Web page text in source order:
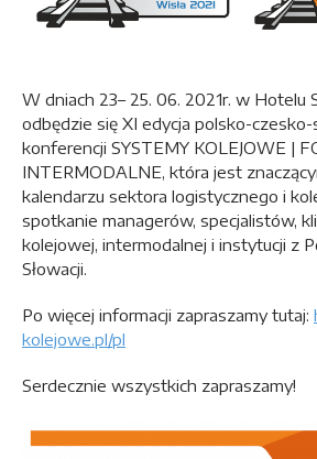
W dniach 23– 25. 06. 2021r. w Hotelu
odbędzie się XI edycja polsko-czesko-
konferencji SYSTEMY KOLEJOWE |
INTERMODALNE, która jest
kalendarzu sektora logistycznego i
spotkanie managerów, specjalistów,
kolejowej, intermodalnej i instytucji z
Słowacji.
Po więcej informacji zapraszamy tutaj:
kolejowe.pl/pl
Serdecznie wszystkich zapraszamy!